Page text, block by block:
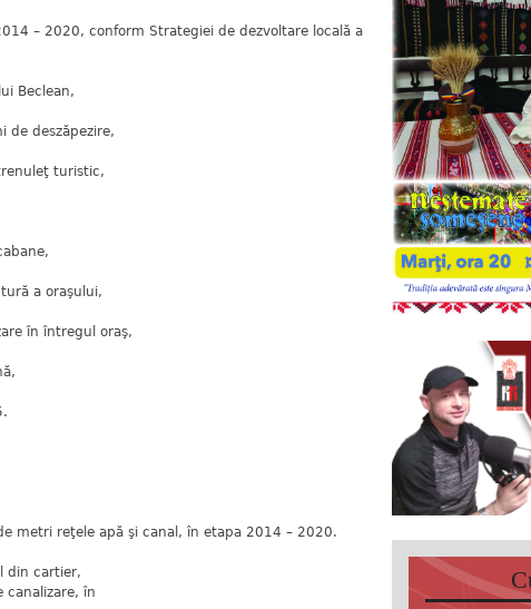
– 2020, conform Strategiei de dezvoltare locală a
Beclean,
de deszăpezire,
turistic,
a oraşului,
în întregul oraş,
metri reţele apă şi canal, în etapa 2014 – 2020.
din cartier,
canalizare, în